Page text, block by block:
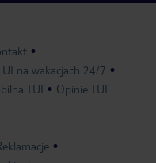
na wakacjach 24/7
TUI Opinie TUI